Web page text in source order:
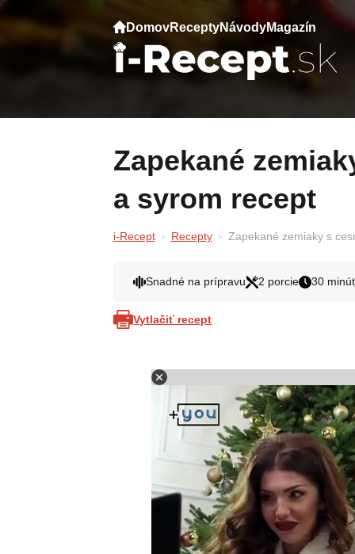
DomovReceptyNávodyMagazín
Zapekané zemiaky s cesnakom, smotanou
a syrom recept
i-Recept Recepty Zapekané zemiaky s
Snadné na prípravu 2 porcie 30 minút
Vytlačiť recept